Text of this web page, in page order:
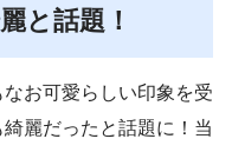
と話題！
お可愛らしい印象を受
麗だったと話題に！当